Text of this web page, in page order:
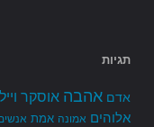
תגיות
אדם אהבה אוסקר
אלוהים אמונה אמת